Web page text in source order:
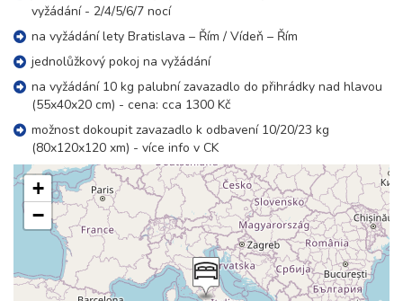
vyžádání - 2/4/5/6/7 nocí
na vyžádání lety Bratislava – Řím / Vídeň – Řím
jednolůžkový pokoj na vyžádání
na vyžádání 10 kg palubní zavazadlo do přihrádky nad hlavou
(55x40x20 cm) - cena: cca 1300 Kč
možnost dokoupit zavazadlo k odbavení 10/20/23 kg
(80x120x120 xm) - více info v CK
+
−